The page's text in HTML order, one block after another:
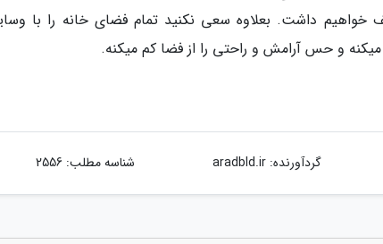
داشت. بعلاوه سعی نکنید تمام فضای خانه را با
و حس آرامش و راحتی را از فضا کم میکنه.
گردآورنده:aradbld.ir شناسه مطلب: 2556